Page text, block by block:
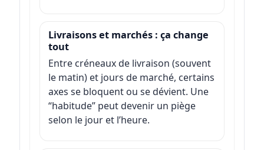
Livraisons et marchés : ça change
tout
Entre créneaux de livraison (souvent
le matin) et jours de marché, certains
axes se bloquent ou se dévient. Une
“habitude” peut devenir un piège
selon le jour et l’heure.